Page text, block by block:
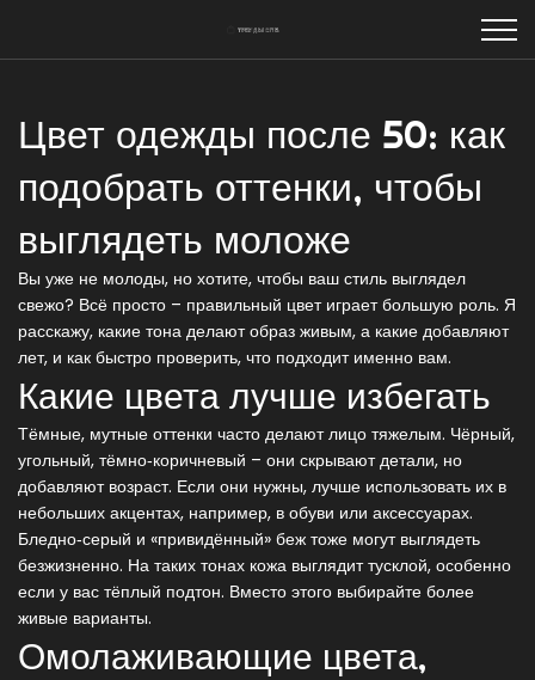
Цвет одежды после 50: как
подобрать оттенки, чтобы
выглядеть моложе
Вы уже не молоды, но хотите, чтобы ваш стиль выглядел
свежо? Всё просто – правильный цвет играет большую роль. Я
расскажу, какие тона делают образ живым, а какие добавляют
лет, и как быстро проверить, что подходит именно вам.
Какие цвета лучше избегать
Тёмные, мутные оттенки часто делают лицо тяжелым. Чёрный,
угольный, тёмно‑коричневый – они скрывают детали, но
добавляют возраст. Если они нужны, лучше использовать их в
небольших акцентах, например, в обуви или аксессуарах.
Бледно‑серый и «привидённый» беж тоже могут выглядеть
безжизненно. На таких тонах кожа выглядит тусклой, особенно
если у вас тёплый подтон. Вместо этого выбирайте более
живые варианты.
Омолаживающие цвета,